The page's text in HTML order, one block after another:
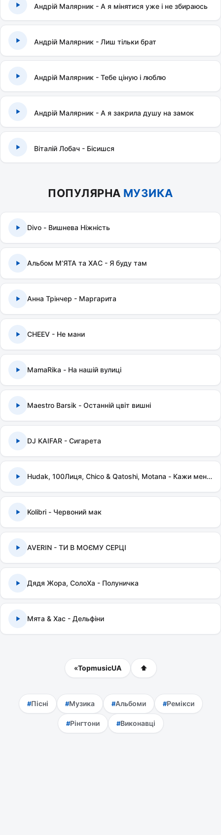
Андрій Малярник - А я мінятися уже і не збираюсь
Андрій Малярник - Лиш тільки брат
Андрій Малярник - Тебе ціную і люблю
Андрій Малярник - А я закрила душу на замок
Віталій Лобач - Бісишся
ПОПУЛЯРНА МУЗИКА
Divo - Вишнева Ніжність
Альбом МʼЯТА та ХАС - Я буду там
Анна Трінчер - Маргарита
CHEEV - Не мани
MamaRika - На нашій вулиці
Maestro Barsik - Останній цвіт вишні
DJ KAIFAR - Сигарета
Hudak, 100Лиця, Chico & Qatoshi, Motana - Кажи мені правду
Kolibri - Червоний мак
AVERIN - ТИ В МОЄМУ СЕРЦІ
Дядя Жора, СолоХа - Полуничка
Мята & Хас - Дельфіни
«TopmusicUA ⬆
Пісні Музика Альбоми Ремікси
Рінгтони Виконавці